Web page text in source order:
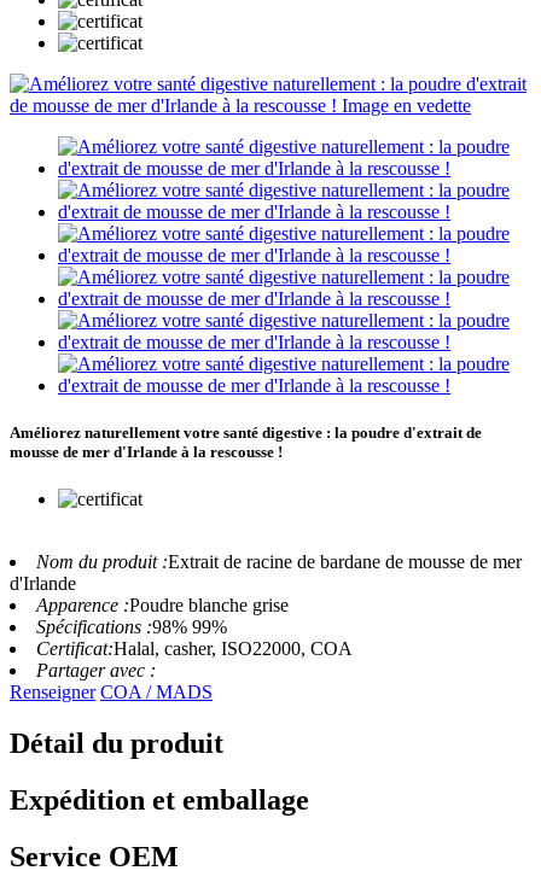
Améliorez naturellement votre santé digestive : la poudre d'extrait de
mousse de mer d'Irlande à la rescousse !
Nom du produit :Extrait de racine de bardane de mousse de mer
d'Irlande
Apparence :Poudre blanche grise
Spécifications :98% 99%
Certificat:Halal, casher, ISO22000, COA
Partager avec :
Renseigner COA / MADS
Détail du produit
Expédition et emballage
Service OEM